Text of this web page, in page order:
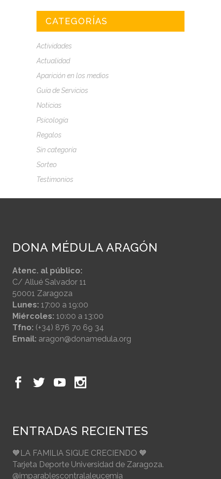
CATEGORÍAS
Actividades
Actualidad
Aparición en los medios
Guía de Servicios
Noticias
Psicología
Regalos
Sin categoría
Sorteo
Testimonios
DONA MÉDULA ARAGÓN
Atenc. al público:
C/ Allué Salvador 11
50001 Zaragoza
Lunes: 17:00 a 19:00
Miércoles: 10:00 a 13:00
Tfno: (+34) 876 70 69 34
Email: aragon@donamedula.org
ENTRADAS RECIENTES
🧡LA FAMILIA SIGUE CRECIENDO 🧡
Tarjeta Deporte Universidad de Zaragoza.
@imparablescontralaleucemia